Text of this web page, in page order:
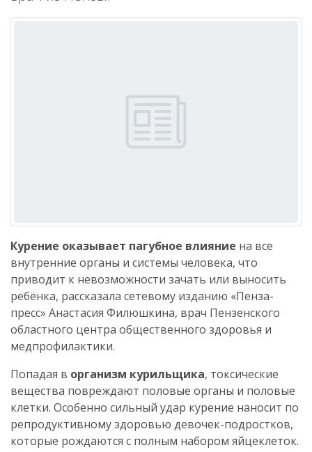
Курение оказывает пагубное влияние на все
внутренние органы и системы человека, что
приводит к невозможности зачать или выносить
ребёнка, рассказала сетевому изданию «Пенза-
пресс» Анастасия Филюшкина, врач Пензенского
областного центра общественного здоровья и
медпрофилактики.
Попадая в организм курильщика, токсические
вещества повреждают половые органы и половые
клетки. Особенно сильный удар курение наносит по
репродуктивному здоровью девочек-подростков,
которые рождаются с полным набором яйцеклеток.